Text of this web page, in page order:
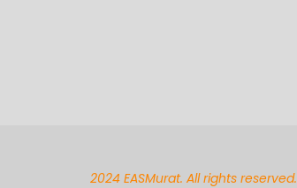
2024 EASMurat. All rights reserved.